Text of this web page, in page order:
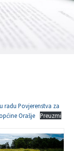
radu Povjerenstva za
Orašje
Preuzmi